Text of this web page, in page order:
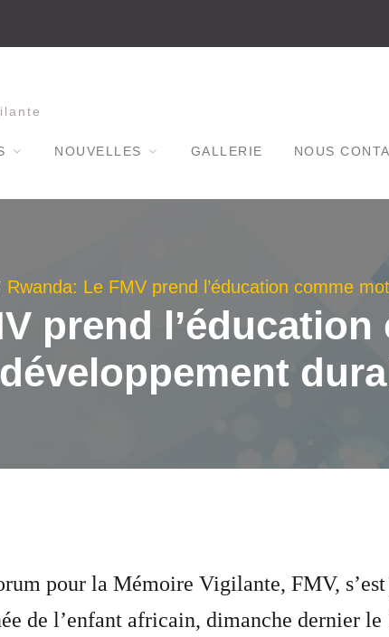
NOUVELLES GALLERIE NOUS
Rwanda: Le FMV prend l’éducation comme
prend
développement
pour la Mémoire Vigilante, FMV,
de l’enfant africain, dimanche dernier